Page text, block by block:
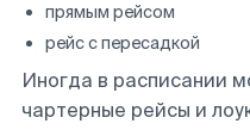
прямым рейсом
рейс с пересадкой
Иногда в расписании
чартерные рейсы и